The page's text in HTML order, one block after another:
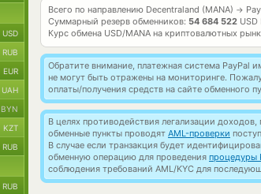
Всего по направлению Decentraland (MANA) →
Суммарный резерв обменников: 54 684 522 USD
Курс обмена USD/MANA на криптовалютных
Обратите внимание, платежная система PayPal
не могут быть отражены на мониторинге.
оплаты/получения средств на сайте обменного
В целях противодействия легализации
обменные пункты проводят AML-проверки
В случае если транзакция будет
обменную операцию для проведения процедуры
соблюдения требований AML/KYC для
USD
RUB
EUR
UAH
BYN
KZT
RUB
RUB